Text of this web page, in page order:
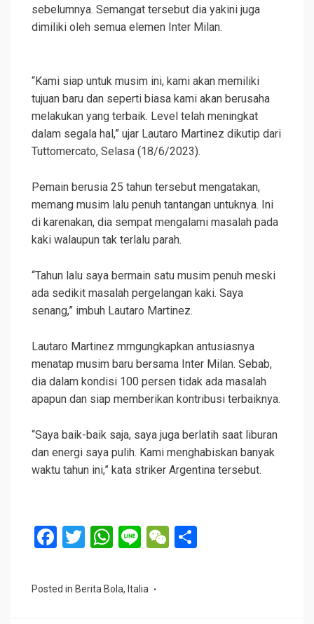
sebelumnya. Semangat tersebut dia yakini juga
dimiliki oleh semua elemen Inter Milan.
“Kami siap untuk musim ini, kami akan memiliki
tujuan baru dan seperti biasa kami akan berusaha
melakukan yang terbaik. Level telah meningkat
dalam segala hal,” ujar Lautaro Martinez dikutip dari
Tuttomercato, Selasa (18/6/2023).
Pemain berusia 25 tahun tersebut mengatakan,
memang musim lalu penuh tantangan untuknya. Ini
di karenakan, dia sempat mengalami masalah pada
kaki walaupun tak terlalu parah.
“Tahun lalu saya bermain satu musim penuh meski
ada sedikit masalah pergelangan kaki. Saya
senang,” imbuh Lautaro Martinez.
Lautaro Martinez mrngungkapkan antusiasnya
menatap musim baru bersama Inter Milan. Sebab,
dia dalam kondisi 100 persen tidak ada masalah
apapun dan siap memberikan kontribusi terbaiknya.
“Saya baik-baik saja, saya juga berlatih saat liburan
dan energi saya pulih. Kami menghabiskan banyak
waktu tahun ini,” kata striker Argentina tersebut.
F
ce
T
tt
W
at
Li
e
W
Posted in Berita Bola, Italia